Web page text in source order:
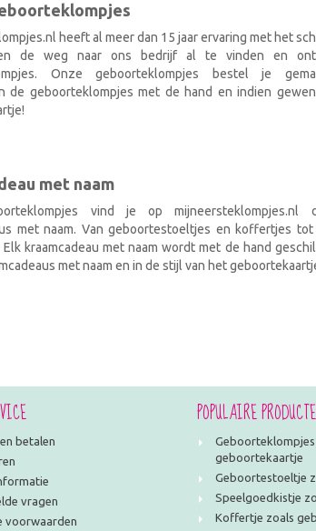
heeft al meer dan 15 jaar ervaring met het
de weg naar ons bedrijf al te vinden en
Onze geboorteklompjes bestel je
de geboorteklompjes met de hand en indien
met naam
vind je op mijneersteklompjes.nl
met naam. Van geboortestoeltjes en koffertjes
Elk kraamcadeau met naam wordt met de hand
met naam en in de stijl van het
betalen
vragen
voorwaarden
POPULAIRE
Geboorteklompjes
geboortekaartje
Geboortestoeltje
Speelgoedkistje
Koffertje zoals